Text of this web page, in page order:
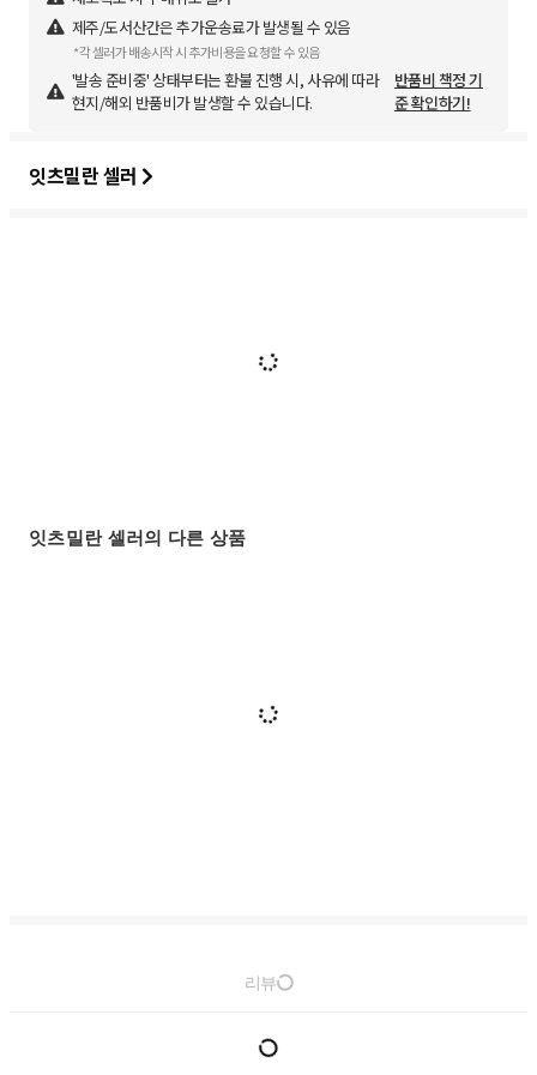
제주/도서산간은 추가운송료가 발생될 수 있음
*각 셀러가 배송시작 시 추가비용을 요청할 수 있음
'발송 준비중' 상태부터는 환불 진행 시, 사유에 따라
현지/해외 반품비가 발생할 수 있습니다.
반품비 책정 기
준 확인하기!
잇츠밀란 셀러
잇츠밀란 셀러의 다른 상품
리뷰